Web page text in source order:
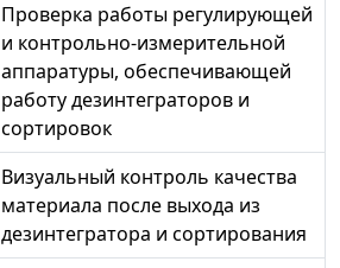
Проверка работы регулирующей
и контрольно-измерительной
аппаратуры, обеспечивающей
работу дезинтеграторов и
сортировок
Визуальный контроль качества
материала после выхода из
дезинтегратора и сортирования